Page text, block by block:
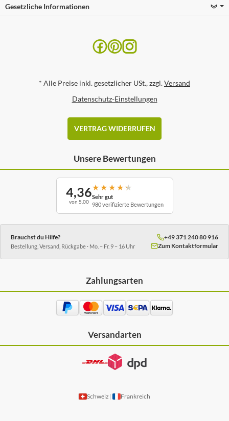
Gesetzliche Informationen
* Alle Preise inkl. gesetzlicher USt., zzgl.Versand
Datenschutz-Einstellungen
VERTRAG WIDERRUFEN
Unsere Bewertungen
4,36
von 5,00
★ ★ ★ ★ ★
Sehr gut
980 verifizierte Bewertungen
Brauchst du Hilfe?
Bestellung, Versand, Rückgabe · Mo. – Fr. 9 – 16 Uhr
+49 371 240 80 916
Zum Kontaktformular
Zahlungsarten
Versandarten
Schweiz Frankreich